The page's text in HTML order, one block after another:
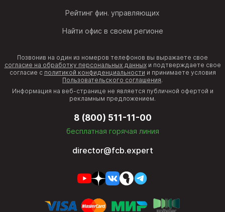
Рейтинг фин. управляющих
Найти офис в своем регионе
Позвонив на один из номеров телефонов вы выражаете свое
согласие на обработку персональных данныхи подтверждаете свое
согласие с политикой конфиденциальности и принимаете условия
Пользовательского соглашения.
Информация на веб-странице не является публичной офертой и
рекламным предложением.
8 (800) 511-11-00
бесплатная горячая линия
director@fcb.expert